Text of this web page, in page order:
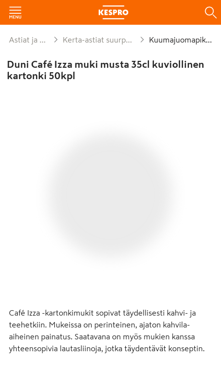
Astiat ja kattaus Kerta-astiat suurpakkaukset Kuumajuomapikarit
Duni Café Izza muki musta 35cl kuviollinen
kartonki 50kpl
Café Izza -kartonkimukit sopivat täydellisesti kahvi- ja
teehetkiin. Mukeissa on perinteinen, ajaton kahvila-
aiheinen painatus. Saatavana on myös mukien kanssa
yhteensopivia lautasliinoja, jotka täydentävät konseptin.